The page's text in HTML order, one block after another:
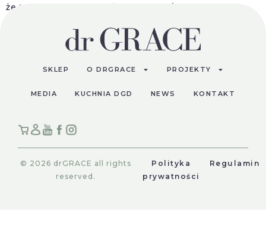
że to ty tu rządzisz! Możesz panować nad swoim
trzech odcinkach pokażemy Ci informacje, które naszym
zdaniem mogą być dla Ciebie […]
SKLEP O DRGRACE PROJEKTY
MEDIA KUCHNIA DGD NEWS KONTAKT
© 2026 drGRACE all rights
reserved.
Polityka
prywatności
Regulamin